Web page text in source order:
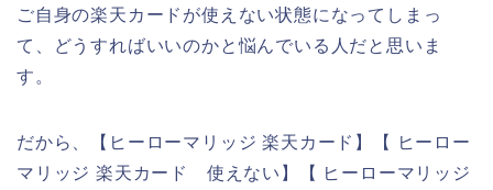
ご自身の楽天カードが使えない状態になってしまっ
て、どうすればいいのかと悩んでいる人だと思いま
す。
だから、【ヒーローマリッジ 楽天カード】【 ヒーロー
マリッジ 楽天カード 使えない】【 ヒーローマリッジ